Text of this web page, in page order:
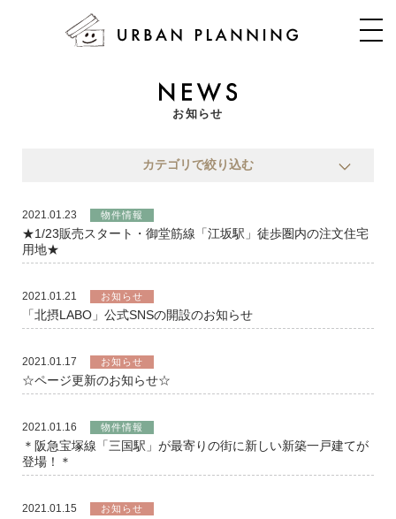
お知らせ
カテゴリで絞り込む
2021.01.23 物件情報
★1/23販売スタート・御堂筋線「江坂駅」徒歩圏内の注文住宅
用地★
2021.01.21 お知らせ
「北摂LABO」公式SNSの開設のお知らせ
2021.01.17 お知らせ
☆ページ更新のお知らせ☆
2021.01.16 物件情報
＊阪急宝塚線「三国駅」が最寄りの街に新しい新築一戸建てが
登場！＊
2021.01.15 お知らせ